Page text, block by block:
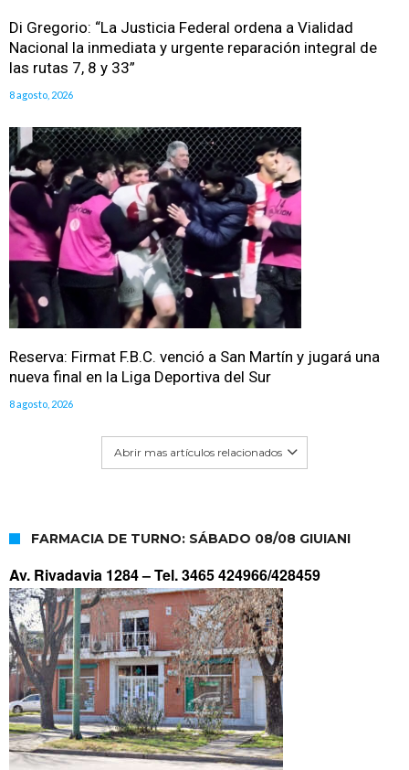
Di Gregorio: “La Justicia Federal ordena a Vialidad
Nacional la inmediata y urgente reparación integral de
las rutas 7, 8 y 33”
8 agosto, 2026
Reserva: Firmat F.B.C. venció a San Martín y jugará una
nueva final en la Liga Deportiva del Sur
8 agosto, 2026
Abrir mas artículos relacionados
FARMACIA DE TURNO: SÁBADO 08/08 GIUIANI
Av. Rivadavia 1284 –Tel. 3465 424966/428459